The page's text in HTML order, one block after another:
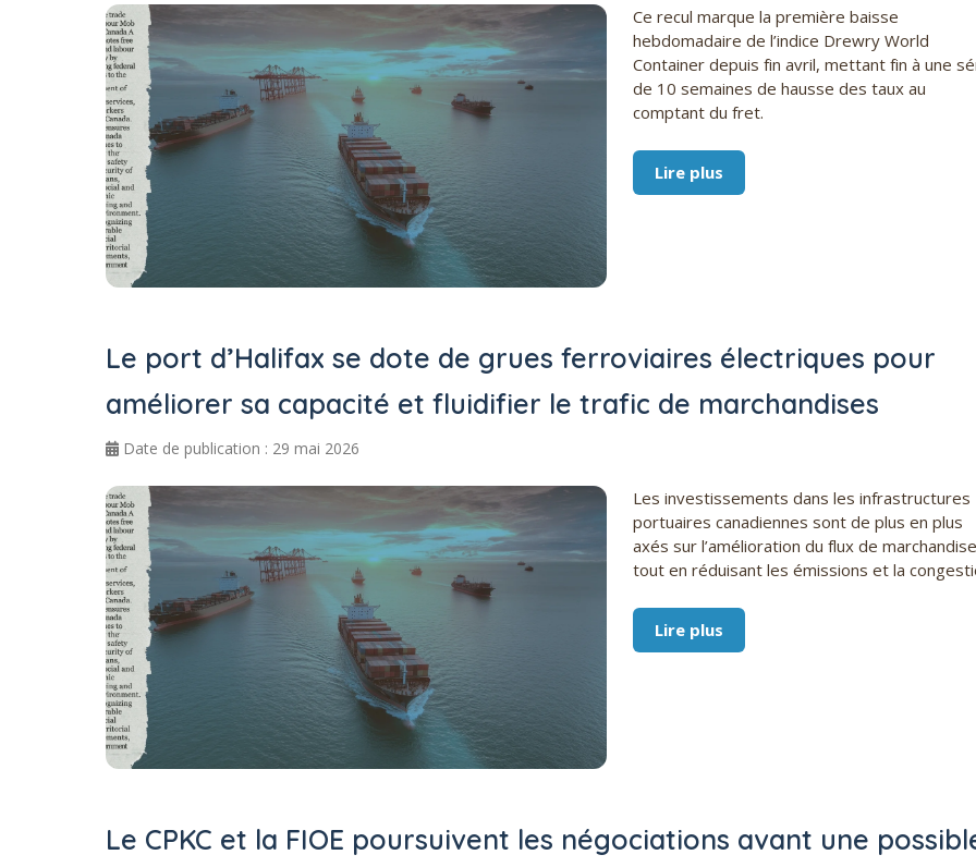
Ce recul marque la première baisse
hebdomadaire de l’indice Drewry World
Container depuis fin avril, mettant fin à une
de 10 semaines de hausse des taux au
comptant du fret.
Lire plus
Le port d’Halifax se dote de grues ferroviaires électriques pour
améliorer sa capacité et fluidifier le trafic de marchandises
Date de publication : 29 mai 2026
Les investissements dans les infrastructures
portuaires canadiennes sont de plus en plus
axés sur l’amélioration du flux de
tout en réduisant les émissions et la
Lire plus
Le CPKC et la FIOE poursuivent les négociations avant une